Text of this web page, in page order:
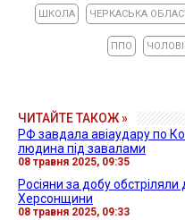
ШКОЛА ЧЕРКАСЬКА
ППО
ЧИТАЙТЕ ТАКОЖ »
РФ завдала авіаудару по
людина під завалами
08 травня 2025, 09:35
Росіяни за добу
Херсонщини
08 травня 2025, 09:33